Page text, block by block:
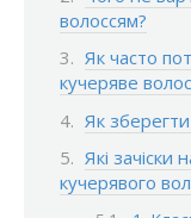
волоссям?
Як часто
кучеряве
Як
Які
кучерявого